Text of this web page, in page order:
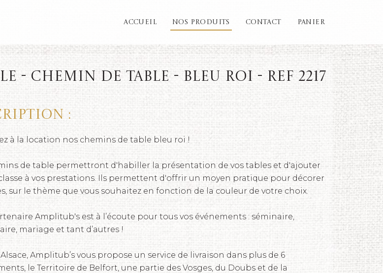
ACCUEIL NOS PRODUITS CONTACT PANIER
- Chemin de table - Bleu roi - REF 2217
:
à la location nos chemins de table bleu roi !
de table permettront d'habiller la présentation de vos tables et d'ajouter
à vos prestations. Ils permettent d'offrir un moyen pratique pour décorer
sur le thème que vous souhaitez en fonction de la couleur de votre choix.
Amplitub's est à l’écoute pour tous vos événements : séminaire,
mariage et tant d’autres !
Amplitub’s vous propose un service de livraison dans plus de 6
le Territoire de Belfort, une partie des Vosges, du Doubs et de la